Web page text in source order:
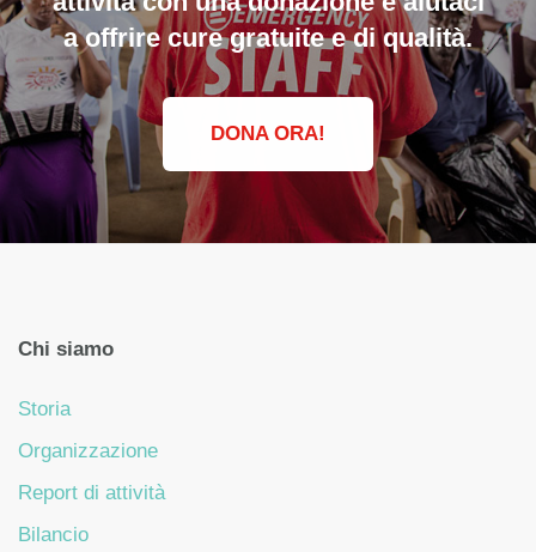
a offrire cure gratuite e di qualità.
DONA ORA!
Chi siamo
Storia
Organizzazione
Report di attività
Bilancio